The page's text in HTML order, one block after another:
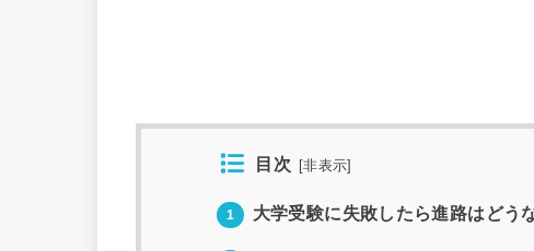
目次 [非表示
1 大学受験に失敗したら進路はどう